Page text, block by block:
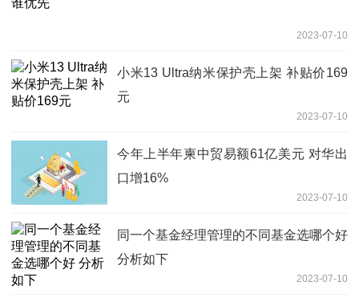
2023-07-10
小米13 Ultra纳米保护壳上架 补贴价169
元
2023-07-10
今年上半年柬中贸易额61亿美元 对华出
口增16%
2023-07-10
同一个基金经理管理的不同基金选哪个好
分析如下
2023-07-10